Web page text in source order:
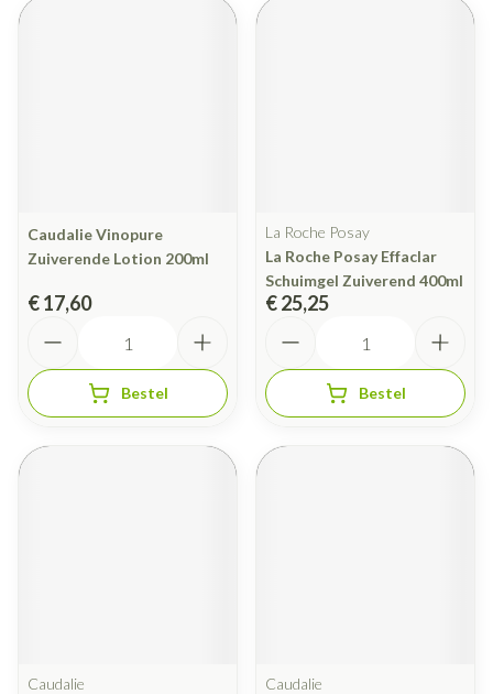
Caudalie Vinopure
Zuiverende Lotion 200ml
€ 17,60
Bestel
La Roche Posay
La Roche Posay Effaclar
Schuimgel Zuiverend 400ml
€ 25,25
Bestel
Caudalie
Caudalie